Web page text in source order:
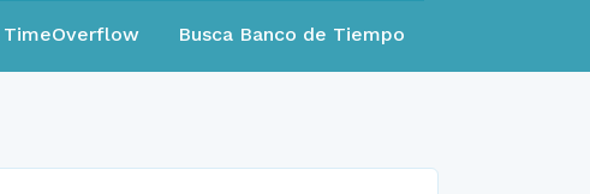
TimeOverflow Busca Banco de Tiempo